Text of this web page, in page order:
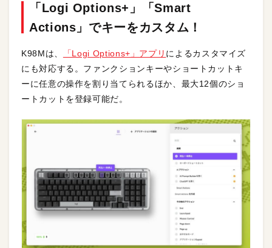
「Logi Options+」「Smart
Actions」でキーをカスタム！
K98Mは、 「Logi Options+」アプリ によるカスタマイズ
にも対応する。ファンクションキーやショートカットキ
ーに任意の操作を割り当てられるほか、最大12個のショ
ートカットを登録可能だ。